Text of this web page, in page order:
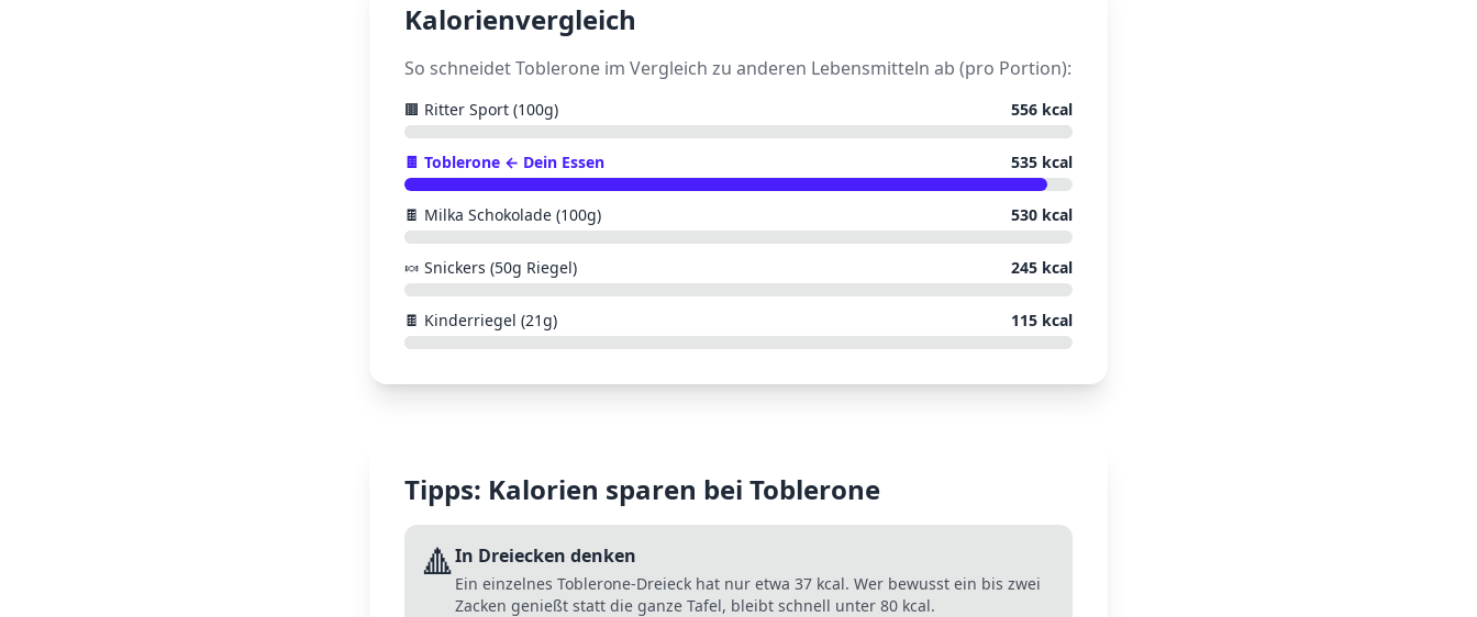
Kalorienvergleich
So schneidetToblerone im Vergleich zu anderen Lebensmitteln ab (pro Portion):
🟫 Ritter Sport (100g) 556 kcal
🍫 Toblerone ← Dein Essen 535 kcal
🍫 Milka Schokolade (100g) 530 kcal
🍬 Snickers (50g Riegel) 245 kcal
🍫 Kinderriegel (21g) 115 kcal
Tipps: Kalorien sparen bei Toblerone
🔺In Dreiecken denken
Ein einzelnes Toblerone-Dreieck hat nur etwa 37 kcal. Wer bewusst ein bis zwei
Zacken genießt statt die ganze Tafel, bleibt schnell unter 80 kcal.